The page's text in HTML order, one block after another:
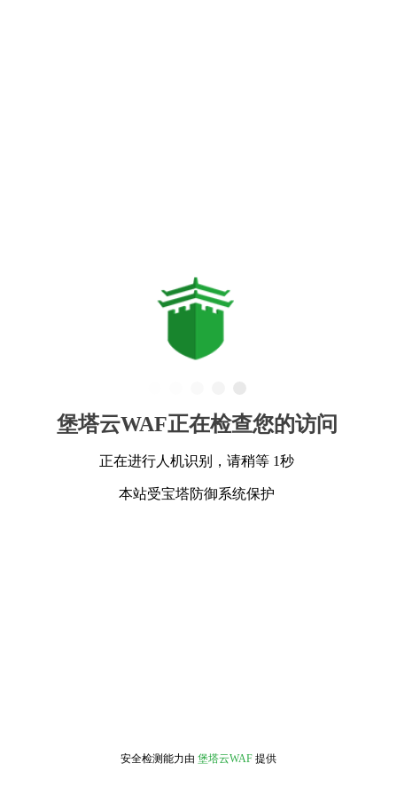
堡塔云WAF正在检查您的访问
正在进行人机识别，请稍等 1秒
本站受宝塔防御系统保护
安全检测能力由 堡塔云WAF 提供